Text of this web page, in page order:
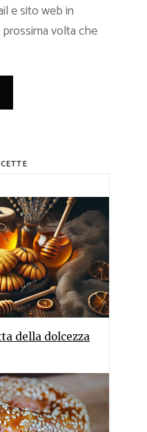
e sito web in
volta che
della dolcezza